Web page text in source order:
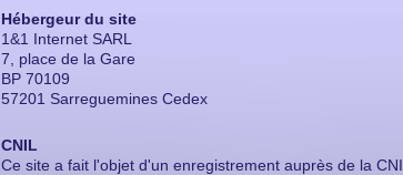
Hébergeur du site
1&1 Internet SARL
7, place de la Gare
BP 70109
57201 Sarreguemines Cedex
CNIL
Ce site a fait l'objet d'un enregistrement auprès de la